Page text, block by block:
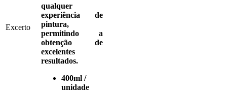
Excerto
qualquer
experiência de
pintura,
permitindo a
obtenção de
excelentes
resultados.
400ml /
unidade